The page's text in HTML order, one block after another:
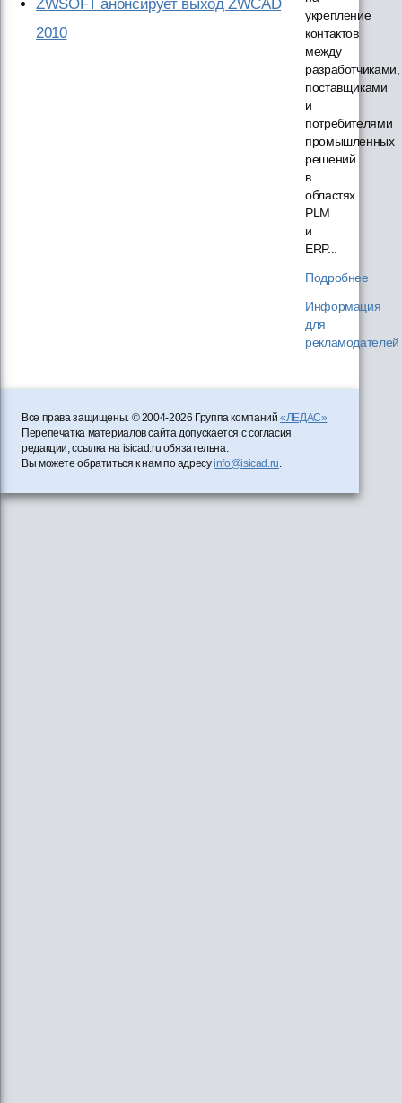
ZWSOFT анонсирует выход ZWCAD
2010
укрепление
контактов
между
разработчиками,
поставщиками
и
потребителями
промышленных
решений
в
областях
PLM
и
ERP...
Подробнее
Информация
для
рекламодателей
Все права защищены. © 2004-2026 Группа компаний«ЛЕДАС»
Перепечатка материалов сайта допускается с согласия
редакции, ссылка на isicad.ru обязательна.
Вы можете обратиться к нам по адресуinfo@isicad.ru.